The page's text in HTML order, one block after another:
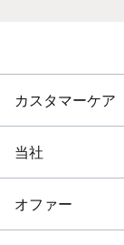
カスタマーケア
当社
オファー